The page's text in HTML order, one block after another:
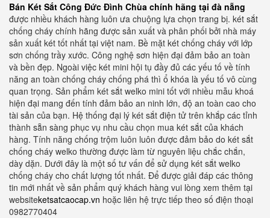
Bán Két Sắt Công Đức Đình Chùa chính hãng tại đà nẵng
được nhiều khách hàng luôn ưa chuộng lựa chọn trang bị. két sắt
chống cháy chính hãng được sản xuất và phân phối bởi nhà máy
sản xuất két tốt nhất tại việt nam. Bề mặt két chống cháy với lớp
sơn chống trầy xước. Công nghệ sơn hiện đại đảm bảo an toàn
và bền đẹp. Ngoài việc két mini hội tụ đầy đủ các yếu tố về tính
năng an toàn chống cháy chống phá thì ổ khóa là yếu tố vô cùng
quan trọng. Sản phẩm két sắt welko mini tốt với nhiều mẫu khoá
hiện đại mang đến tính đảm bảo an ninh lớn, độ an toàn cao cho
tài sản của bạn. Hệ thống đại lý két sắt điện tử trên khắp các tỉnh
thành sẵn sàng phục vụ nhu cầu chọn mua két sắt của khách
hàng. Tính năng chống trộm luôn luôn được đảm bảo do két sắt
chống cháy welko thường được làm từ nguyên liệu chắc chắn,
dày dặn. Dưới đây là một số tư vấn để sử dụng két sắt welko
chống cháy cho chất lượng tốt nhất. Để được giải đáp các thông
tin mới nhất về sản phẩm quý khách hàng vui lòng xem thêm tại
websiteketsatcaocap.vn hoặc liên hệ trực tiếp theo số điện thoại
0982770404